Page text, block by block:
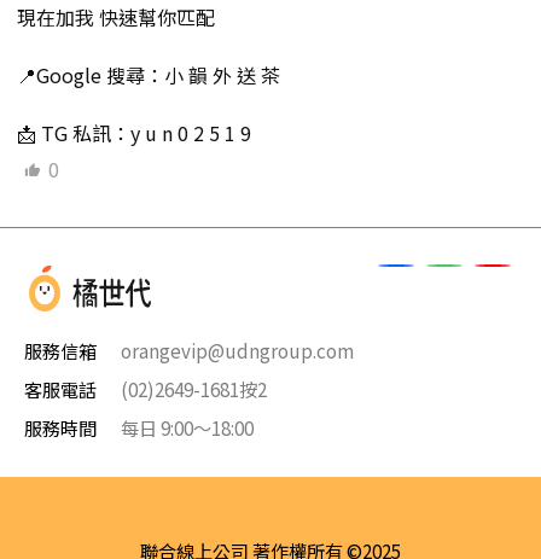
現在加我 快速幫你匹配
📍Google 搜尋：小 韻 外 送 茶
📩 TG 私訊：y u n 0 2 5 1 9
0
服務信箱
orangevip@udngroup.com
客服電話
(02)2649-1681按2
服務時間
每日 9:00～18:00
聯合線上公司 著作權所有 ©2025